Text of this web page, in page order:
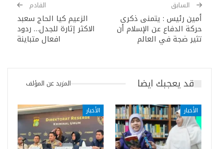
السابق
أمين رئيس : يتمنى ذكرى
حركة الدفاع عن الإسلام أن
تثير ضجة في العالم
القادم
الزعيم كيا الحاج سعبد
الاكثر إثارة للجدل… ردود
افعال متباينة
قد يعجبك ايضا المزيد عن المؤلف
الأخبار الأخبار